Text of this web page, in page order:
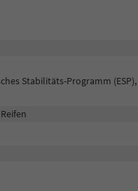
Stabilitäts-Programm